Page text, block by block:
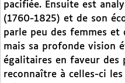
pacifiée. Ensuite est
(1760-1825) et de son
parle peu des femmes
mais sa profonde vision
égalitaires en faveur des
reconnaître à celles-ci